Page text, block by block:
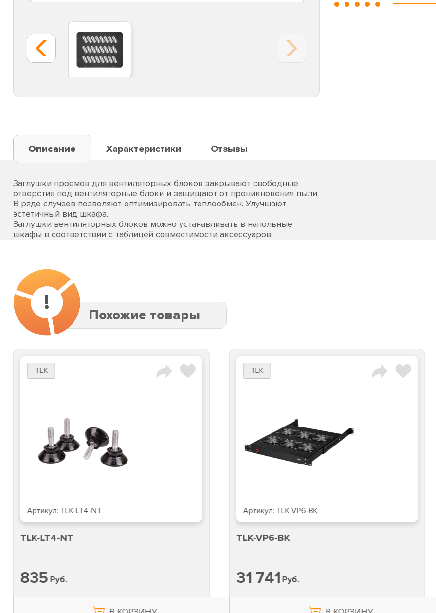
Описание Характеристики Отзывы
Заглушки проемов для вентиляторных блоков закрывают свободные
отверстия под вентиляторные блоки и защищают от проникновения пыли.
В ряде случаев позволяют оптимизировать теплообмен. Улучшают
эстетичный вид шкафа.
Заглушки вентиляторных блоков можно устанавливать в напольные
шкафы в соответствии с таблицей совместимости аксессуаров.
!
Похожие товары
TLK
Артикул: TLK-LT4-NT
TLK-LT4-NT
835 Руб.
TLK
Артикул: TLK-VP6-BK
TLK-VP6-BK
31 741Руб.